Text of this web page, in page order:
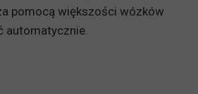
pomocą większości wózków
automatycznie.